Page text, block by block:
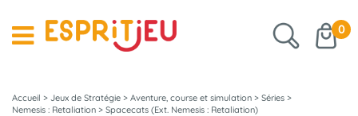
0
Accueil > Jeux de Stratégie > Aventure, course et simulation > Séries >
Nemesis : Retaliation > Spacecats (Ext. Nemesis : Retaliation)